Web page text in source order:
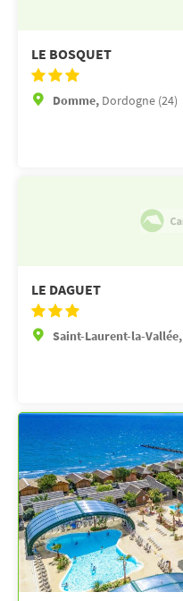
LE BOSQUET
Domme, Dordogne (24)
LE DAGUET
Saint-Laurent-la-Vallée,